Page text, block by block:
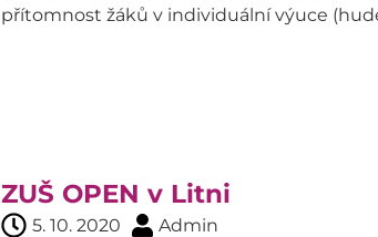
přítomnost žáků v individuální výuce
ZUŠ OPEN v Litni
5. 10. 2020 Admin